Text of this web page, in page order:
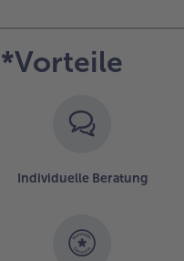
Individuelle Beratung